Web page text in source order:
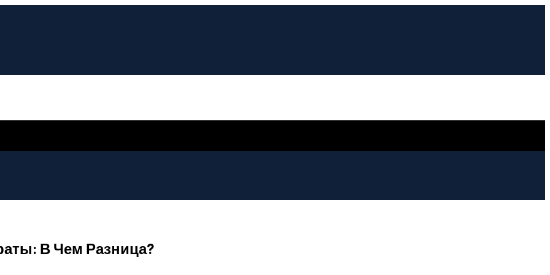
В Чем Разница?